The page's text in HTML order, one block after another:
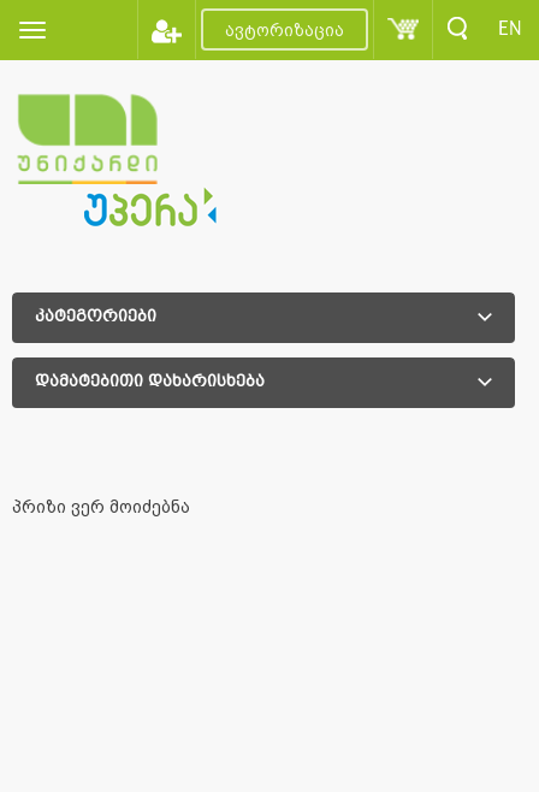
ავტორიზაცია EN
კატეგორიები
დამატებითი დახარისხება
პრიზი ვერ მოიძებნა